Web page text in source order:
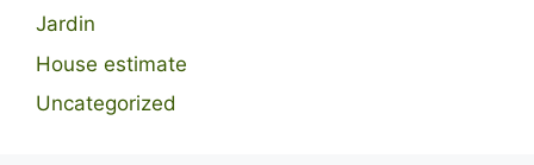
Jardin
House estimate
Uncategorized